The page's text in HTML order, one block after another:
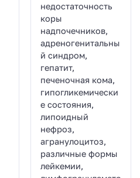
недостаточность
коры
надпочечников,
адреногенитальны
й синдром,
гепатит,
печеночная кома,
гипогликемически
е состояния,
липоидный
нефроз,
агранулоцитоз,
различные формы
лейкемии,